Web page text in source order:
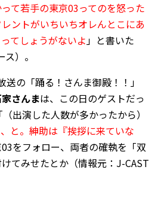
て若手の東京03ってのを怒った
ントがいちいちオレんとこにあ
てしょうがないよ」と書いた
）。
の「踊る！さんま御殿！！」
さんまは、この日のゲストだっ
出演した人数が多かったから）
と。紳助は『挨拶に来ていな
をフォロー、両者の確執を「双
てみせたとか（情報元：J-CAST